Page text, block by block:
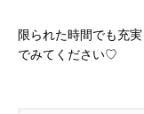
限られた時間でも充
でみてください♡